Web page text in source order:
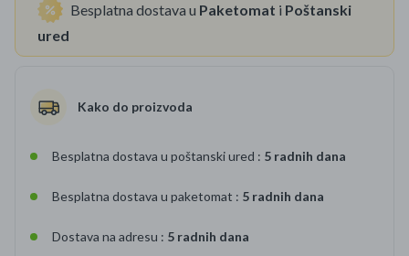
Besplatna dostava u Paketomat i Poštanski
ured
Kako do proizvoda
Besplatna dostava u poštanski ured : 5 radnih dana
Besplatna dostava u paketomat : 5 radnih dana
Dostava na adresu : 5 radnih dana